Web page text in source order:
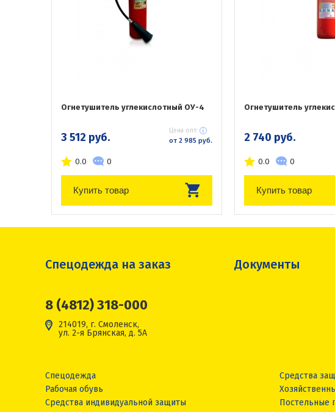
Огнетушитель углекислотный ОУ-4
3 512 руб. Цена опт:
от 2 985 руб.
0.0 0
Купить товар
Огнетушитель
2 740 руб.
0.0 0
Купить товар
Спецодежда на заказ Документы
8 (4812) 318-000
214019, г. Смоленск,
ул. 2-я Брянская, д. 5А
Спецодежда
Рабочая обувь
Средства индивидуальной защиты
Средства
Постельные